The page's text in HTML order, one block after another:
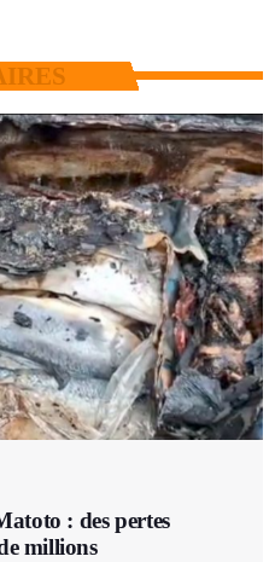
: des pertes
millions